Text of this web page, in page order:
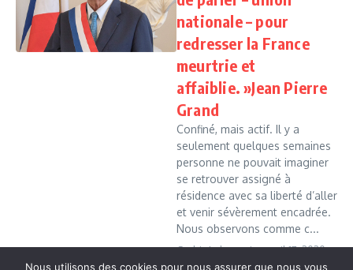
nationale – pour
redresser la France
meurtrie et
affaiblie. »Jean Pierre
Grand
Confiné, mais actif. Il y a
seulement quelques semaines
personne ne pouvait imaginer
se retrouver assigné à
résidence avec sa liberté d’aller
et venir sévèrement encadrée.
Nous observons comme c...
Cedric Leboussi avril 17, 2020
Nous utilisons des cookies pour nous assurer que nous vous